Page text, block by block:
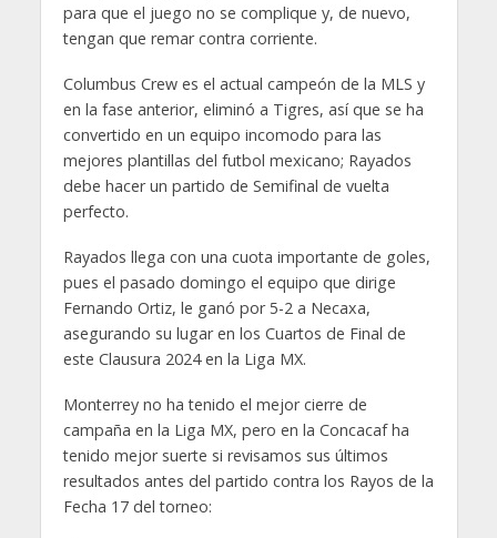
para que el juego no se complique y, de nuevo,
tengan que remar contra corriente.
Columbus Crew es el actual campeón de la MLS y
en la fase anterior, eliminó a Tigres, así que se ha
convertido en un equipo incomodo para las
mejores plantillas del futbol mexicano; Rayados
debe hacer un partido de Semifinal de vuelta
perfecto.
Rayados llega con una cuota importante de goles,
pues el pasado domingo el equipo que dirige
Fernando Ortiz, le ganó por 5-2 a Necaxa,
asegurando su lugar en los Cuartos de Final de
este Clausura 2024 en la Liga MX.
Monterrey no ha tenido el mejor cierre de
campaña en la Liga MX, pero en la Concacaf ha
tenido mejor suerte si revisamos sus últimos
resultados antes del partido contra los Rayos de la
Fecha 17 del torneo: